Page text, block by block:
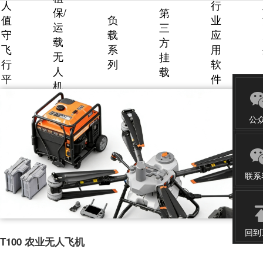
人
值
守
飞
行
平
台
保/
运
载
无
人
机
负
载
系
列
第
三
方
挂
载
行
业
应
用
软
件
T100 农业无人飞机
公
联
售
回